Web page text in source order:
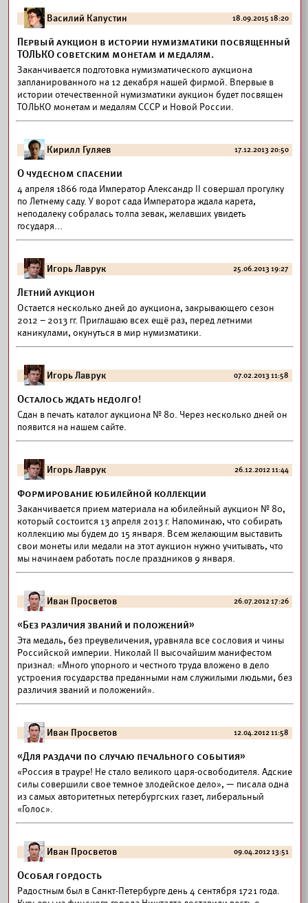
Василий Капустин 18.09.2015 18:20
Первый аукцион в истории нумизматики посвященный
ТОЛЬКО советским монетам и медалям.
Заканчивается подготовка нумизматического аукциона
запланированного на 12 декабря нашей фирмой. Впервые в
истории отечественной нумизматики аукцион будет посвящен
ТОЛЬКО монетам и медалям СССР и Новой России.
Кирилл Гуляев 17.12.2013 20:50
О чудесном спасении
4 апреля 1866 года Император Александр II совершал прогулку
по Летнему саду. У ворот сада Императора ждала карета,
неподалеку собралась толпа зевак, желавших увидеть
государя...
Игорь Лаврук 25.06.2013 19:27
Летний аукцион
Остается несколько дней до аукциона, закрывающего сезон
2012 – 2013 гг. Приглашаю всех ещё раз, перед летними
каникулами, окунуться в мир нумизматики.
Игорь Лаврук 07.02.2013 11:58
Осталось ждать недолго!
Сдан в печать каталог аукциона № 80. Через несколько дней он
появится на нашем сайте.
Игорь Лаврук 26.12.2012 11:44
Формирование юбилейной коллекции
Заканчивается прием материала на юбилейный аукцион № 80,
который состоится 13 апреля 2013 г. Напоминаю, что собирать
коллекцию мы будем до 15 января. Всем желающим выставить
свои монеты или медали на этот аукцион нужно учитывать, что
мы начинаем работать после праздников 9 января.
Иван Просветов 26.07.2012 17:26
«Без различия званий и положений»
Эта медаль, без преувеличения, уравняла все сословия и чины
Российской империи. Николай II высочайшим манифестом
признал: «Много упорного и честного труда вложено в дело
устроения государства преданными нам служилыми людьми, без
различия званий и положений».
Иван Просветов 12.04.2012 11:58
«Для раздачи по случаю печального события»
«Россия в трауре! Не стало великого царя-освободителя. Адские
силы совершили свое темное злодейское дело», — писала одна
из самых авторитетных петербургских газет, либеральный
«Голос».
Иван Просветов 09.04.2012 13:51
Особая гордость
Радостным был в Санкт-Петербурге день 4 сентября 1721 года.